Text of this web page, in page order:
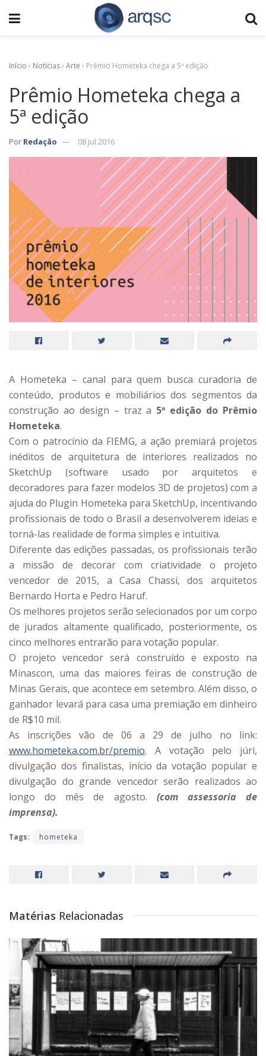
Início › Notícias› Arte › Prêmio Hometeka chega a 5ª edição
Prêmio Hometeka chega a
5ª edição
Por Redação 08 jul 2016
A Hometeka – canal para quem busca curadoria de
conteúdo, produtos e mobiliários dos segmentos da
construção ao design – traz a 5ª edição do Prêmio
Hometeka.
Com o patrocínio da FIEMG, a ação premiará projetos
inéditos de arquitetura de interiores realizados no
SketchUp (software usado por arquitetos e
decoradores para fazer modelos 3D de projetos) com a
ajuda do Plugin Hometeka para SketchUp, incentivando
profissionais de todo o Brasil a desenvolverem ideias e
torná-las realidade de forma simples e intuitiva.
Diferente das edições passadas, os profissionais terão
a missão de decorar com criatividade o projeto
vencedor de 2015, a Casa Chassi, dos arquitetos
Bernardo Horta e Pedro Haruf.
Os melhores projetos serão selecionados por um corpo
de jurados altamente qualificado, posteriormente, os
cinco melhores entrarão para votação popular.
O projeto vencedor será construído e exposto na
Minascon, uma das maiores feiras de construção de
Minas Gerais, que acontece em setembro. Além disso, o
ganhador levará para casa uma premiação em dinheiro
de R$10 mil.
As inscrições vão de 06 a 29 de julho no link:
www.hometeka.com.br/premio. A votação pelo júri,
divulgação dos finalistas, início da votação popular e
divulgação do grande vencedor serão realizados ao
longo do mês de agosto. (com assessoria de
imprensa).
Tags: hometeka
Matérias Relacionadas